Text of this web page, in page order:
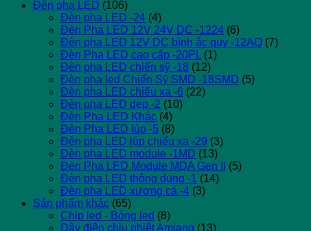
Đèn pha LED (106)
Đèn pha LED -24 (4)
Đèn Pha LED 12V 24V DC -1224 (6)
Đèn pha LED 12V DC bình ắc quy -12AQ (7)
Đèn Pha LED cao cấp -20PL (1)
Đèn pha LED chiến sỹ -18 (12)
Đèn pha led Chiến Sỹ SMD -18SMD (5)
Đèn pha LED chiếu xa -6 (22)
Đèn pha LED dẹp -2 (10)
Đèn Pha LED Khác (4)
Đèn Pha LED lúp -5 (8)
Đèn pha LED lúp chiếu xa -29 (3)
Đèn pha LED module -1MD (13)
Đèn Pha LED Module MDA Gen II
(5)
Đèn pha LED thông dụng -1 (14)
Đèn pha LED xương cá -4 (3)
Sản phẩm khác (65)
Chip led - Bóng led (8)
Dây điện chịu nhiệt Amiang (13)